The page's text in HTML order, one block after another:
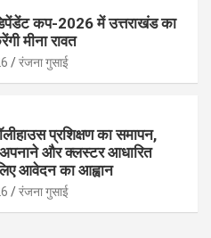
कप-2026 में उत्तराखंड का
मीना रावत
रंजना गुसाई
प्रशिक्षण का समापन,
अपनाने और क्लस्टर आधारित
आवेदन का आह्वान
रंजना गुसाई